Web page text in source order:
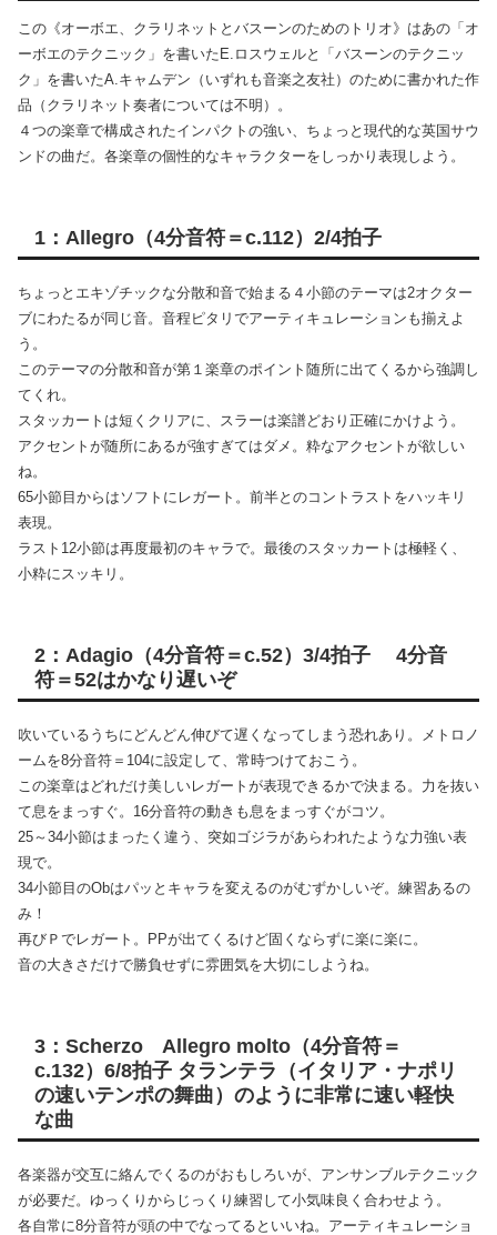
この《オーボエ、クラリネットとバスーンのためのトリオ》はあの「オ
ーボエのテクニック」を書いたE.ロスウェルと「バスーンのテクニッ
ク」を書いたA.キャムデン（いずれも音楽之友社）のために書かれた作
品（クラリネット奏者については不明）。
４つの楽章で構成されたインパクトの強い、ちょっと現代的な英国サウ
ンドの曲だ。各楽章の個性的なキャラクターをしっかり表現しよう。
1：Allegro（4分音符＝c.112）2/4拍子
ちょっとエキゾチックな分散和音で始まる４小節のテーマは2オクター
ブにわたるが同じ音。音程ピタリでアーティキュレーションも揃えよ
う。
このテーマの分散和音が第１楽章のポイント随所に出てくるから強調し
てくれ。
スタッカートは短くクリアに、スラーは楽譜どおり正確にかけよう。
アクセントが随所にあるが強すぎてはダメ。粋なアクセントが欲しい
ね。
65小節目からはソフトにレガート。前半とのコントラストをハッキリ
表現。
ラスト12小節は再度最初のキャラで。最後のスタッカートは極軽く、
小粋にスッキリ。
2：Adagio（4分音符＝c.52）3/4拍子 4分音
符＝52はかなり遅いぞ
吹いているうちにどんどん伸びて遅くなってしまう恐れあり。メトロノ
ームを8分音符＝104に設定して、常時つけておこう。
この楽章はどれだけ美しいレガートが表現できるかで決まる。力を抜い
て息をまっすぐ。16分音符の動きも息をまっすぐがコツ。
25～34小節はまったく違う、突如ゴジラがあらわれたような力強い表
現で。
34小節目のObはパッとキャラを変えるのがむずかしいぞ。練習あるの
み！
再びＰでレガート。PPが出てくるけど固くならずに楽に楽に。
音の大きさだけで勝負せずに雰囲気を大切にしようね。
3：Scherzo Allegro molto（4分音符＝
c.132）6/8拍子 タランテラ（イタリア・ナポリ
の速いテンポの舞曲）のように非常に速い軽快
な曲
各楽器が交互に絡んでくるのがおもしろいが、アンサンブルテクニック
が必要だ。ゆっくりからじっくり練習して小気味良く合わせよう。
各自常に8分音符が頭の中でなってるといいね。アーティキュレーショ